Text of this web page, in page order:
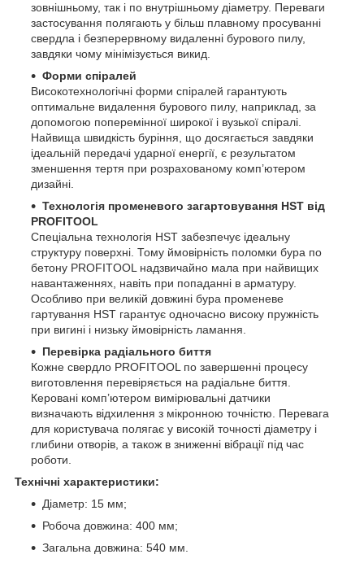
зовнішньому, так і по внутрішньому діаметру. Переваги
застосування полягають у більш плавному просуванні
свердла і безперервному видаленні бурового пилу,
завдяки чому мінімізується викид.
Форми спіралей
Високотехнологічні форми спіралей гарантують
оптимальне видалення бурового пилу, наприклад, за
допомогою поперемінної широкої і вузької спіралі.
Найвища швидкість буріння, що досягається завдяки
ідеальній передачі ударної енергії, є результатом
зменшення тертя при розрахованому комп’ютером
дизайні.
Технологія променевого загартовування HST від
PROFITOOL
Спеціальна технологія HST забезпечує ідеальну
структуру поверхні. Тому ймовірність поломки бура по
бетону PROFITOOL надзвичайно мала при найвищих
навантаженнях, навіть при попаданні в арматуру.
Особливо при великій довжині бура променеве
гартування HST гарантує одночасно високу пружність
при вигині і низьку ймовірність ламання.
Перевірка радіального биття
Кожне свердло PROFITOOL по завершенні процесу
виготовлення перевіряється на радіальне биття.
Керовані комп’ютером вимірювальні датчики
визначають відхилення з мікронною точністю. Перевага
для користувача полягає у високій точності діаметру і
глибини отворів, а також в зниженні вібрації під час
роботи.
Технічні характеристики:
Діаметр: 15 мм;
Робоча довжина: 400 мм;
Загальна довжина: 540 мм.